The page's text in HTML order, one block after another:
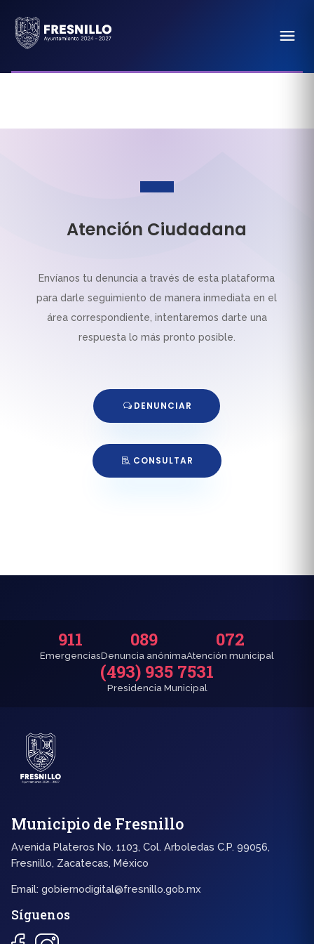
Atención Ciudadana
Envíanos tu denuncia a través de esta plataforma
para darle seguimiento de manera inmediata en el
área correspondiente, intentaremos darte una
respuesta lo más pronto posible.
DENUNCIAR
CONSULTAR
911
Emergencias
089
Denuncia anónima
072
Atención municipal
(493) 935 7531
Presidencia Municipal
Municipio de Fresnillo
Avenida Plateros No. 1103, Col. Arboledas C.P. 99056,
Fresnillo, Zacatecas, México
Email: gobiernodigital@fresnillo.gob.mx
Síguenos